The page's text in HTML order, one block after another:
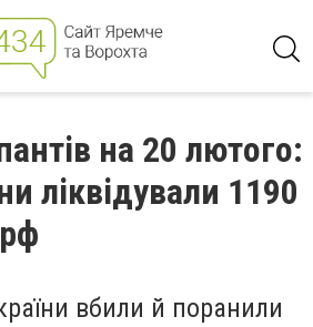
на 20 лютого:
ліквідували 1190
вбили й поранили